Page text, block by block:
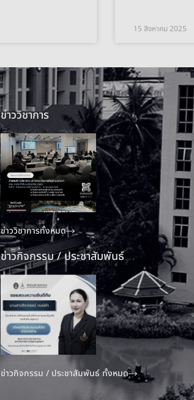
15 สิงหาคม 2025
ข่าววิชาการ
ข่าววิชาการทั้งหมด
ข่าวกิจกรรม / ประชาสัมพันธ์
ข่าวกิจกรรม / ประชาสัมพันธ์ ทั้งหมด